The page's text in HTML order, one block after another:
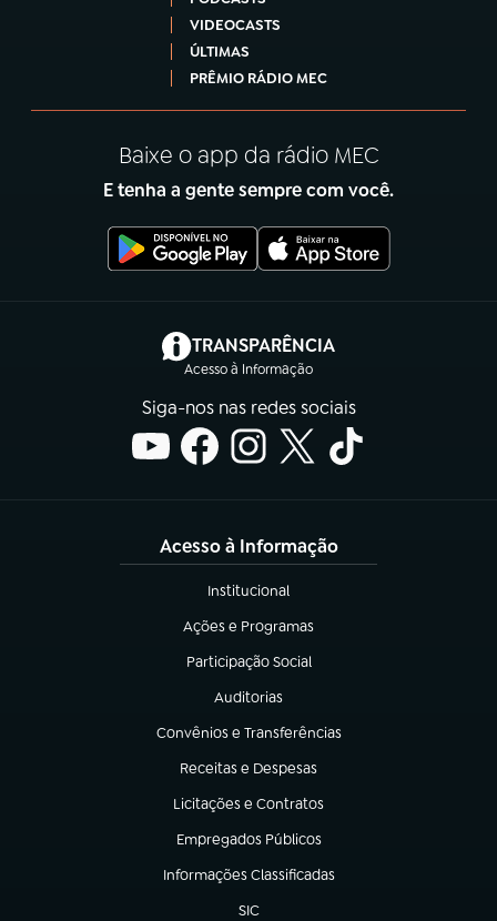
VIDEOCASTS
ÚLTIMAS
PRÊMIO RÁDIO MEC
Baixe o app da rádio MEC
E tenha a gente sempre com você.
TRANSPARÊNCIA
Acesso à Informação
(abre em nova aba)
Siga-nos nas redes sociais
Acesso à Informação
Institucional
(abre em nova aba)
Ações e Programas
(abre em nova aba)
Participação Social
(abre em nova aba)
Auditorias
(abre em nova aba)
Convênios e Transferências
(abre em nova aba)
Receitas e Despesas
(abre em nova aba)
Licitações e Contratos
(abre em nova aba)
Empregados Públicos
(abre em nova aba)
Informações Classificadas
(abre em nova aba)
SIC